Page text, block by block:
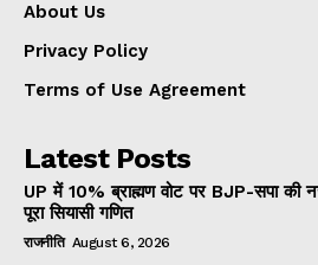
About Us
Privacy Policy
Terms of Use Agreement
Latest Posts
UP में 10% ब्राह्मण वोट पर BJP-सपा की
पूरा सियासी गणित
राजनीति August 6, 2026